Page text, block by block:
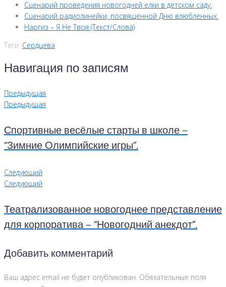
Сценарий проведения новогодней елки в детском саду.
Сценарий радиолинейки, посвященной Дню влюбленных.
Наргиз – Я Не Твоя (Текст/Слова)
Теги: Сердцева
Навигация по записям
Предыдущая
Предыдущая
Спортивные весёлые старты в школе –
“Зимние Олимпийские игры”.
Следующий
Следующий
Театрализованное новогоднее представление
для корпоратива – “Новогодний анекдот”.
Добавить комментарий
Ваш адрес email не будет опубликован. Обязательные поля